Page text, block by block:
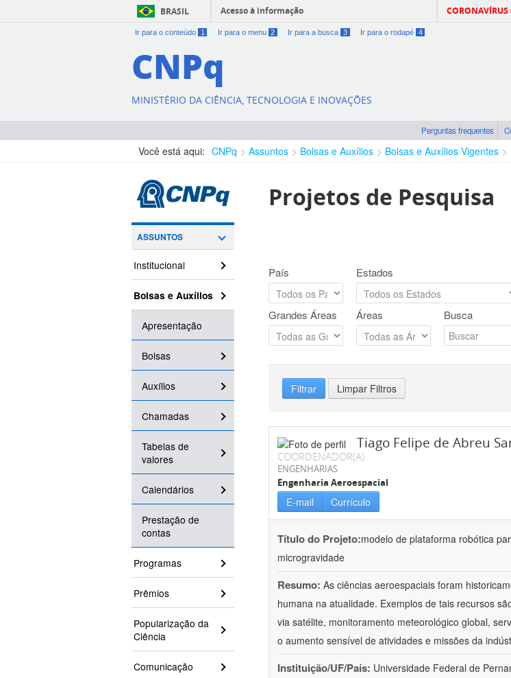
BRASIL Acesso à informação
Ir para o conteúdo 1 Ir para o menu 2 Ir para a busca 3 Ir para o rodapé 4
CNPq
MINISTÉRIO DA CIÊNCIA, TECNOLOGIA E INOVAÇÕES
Perguntas frequentes
Você está aqui: CNPq Assuntos Bolsas e Auxílios Bolsas e Auxílios Vigentes
ASSUNTOS
Institucional
Bolsas e Auxílios
Apresentação
Bolsas
Auxílios
Chamadas
Tabelas de
valores
Calendários
Prestação de
contas
Programas
Prêmios
Popularização da
Ciência
Comunicação
Projetos de Pesquisa
País Estados
Grandes Áreas Áreas Busca
Filtrar Limpar Filtros
Tiago Felipe de Abreu
COORDENADOR(A)
ENGENHARIAS
Engenharia Aeroespacial
E-mail Currículo
Título do Projeto:modelo de plataforma robótica
microgravidade
Resumo: As ciências aeroespaciais foram
humana na atualidade. Exemplos de tais recursos
via satélite, monitoramento meteorológico global,
o aumento sensível de atividades e missões da
Instituição/UF/País: Universidade Federal de